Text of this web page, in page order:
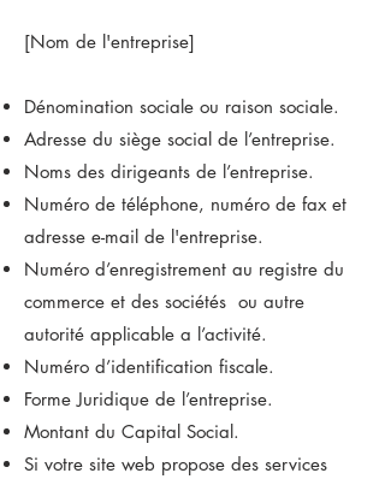
[Nom de l'entreprise]
Dénomination sociale ou raison sociale.
Adresse du siège social de l’entreprise.
Noms des dirigeants de l’entreprise.
Numéro de téléphone, numéro de fax et
adresse e-mail de l'entreprise.
Numéro d’enregistrement au registre du
commerce et des sociétés ou autre
autorité applicable a l’activité.
Numéro d’identification fiscale.
Forme Juridique de l’entreprise.
Montant du Capital Social.
Si votre site web propose des services